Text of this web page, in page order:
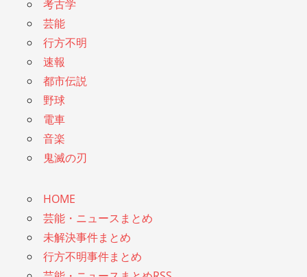
考古学
芸能
行方不明
速報
都市伝説
野球
電車
音楽
鬼滅の刃
HOME
芸能・ニュースまとめ
未解決事件まとめ
行方不明事件まとめ